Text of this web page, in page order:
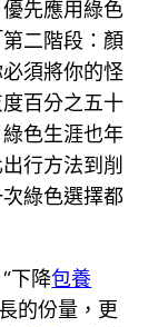
先應用綠色
二階段：顏
須將你的怪
百分之五十
色生涯也年
行方法到削
綠色選擇都
下降包養
的份量，更